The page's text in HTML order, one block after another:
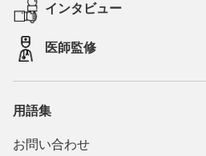
インタビュー
医師監修
用語集
お問い合わせ